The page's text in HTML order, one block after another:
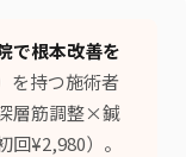
で根本改善を
を持つ施術者
層筋調整×鍼
¥2,980）。